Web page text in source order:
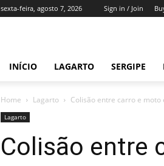
sexta-feira, agosto 7, 2026 Sign in / Join
INÍCIO LAGARTO SERGIPE
Home Lagarto Colisão entre carro e
Lagarto
Colisão entre